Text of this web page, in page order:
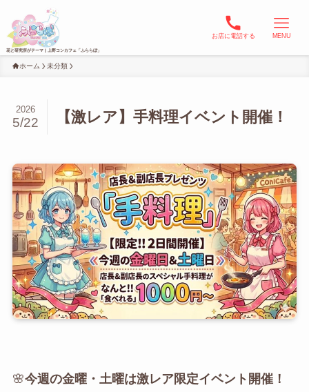
お店に電話する MENU
ホーム 未分類
【激レア】手料理イベント開催！
2026
5/22
🌸今週の金曜・土曜は激レア限定イベント開催！